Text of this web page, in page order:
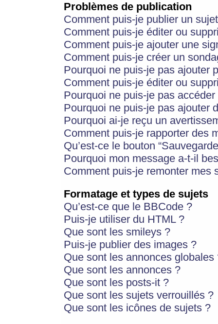
Problèmes de publication
Comment puis-je publier un
Comment puis-je éditer ou
Comment puis-je ajouter une
Comment puis-je créer un
Pourquoi ne puis-je pas ajouter
Comment puis-je éditer ou
Pourquoi ne puis-je pas
Pourquoi ne puis-je pas ajouter
Pourquoi ai-je reçu un
Comment puis-je rapporter des
Qu’est-ce le bouton
Pourquoi mon message a-t-il
Comment puis-je remonter mes
Formatage et types de sujets
Qu’est-ce que le BBCode ?
Puis-je utiliser du HTML ?
Que sont les smileys ?
Puis-je publier des images ?
Que sont les annonces globales
Que sont les annonces ?
Que sont les posts-it ?
Que sont les sujets verrouillés ?
Que sont les icônes de sujets ?